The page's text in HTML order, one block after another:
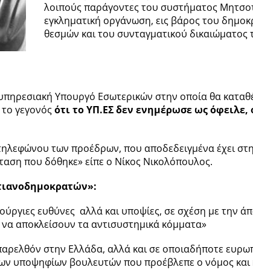
λοιπούς παράγοντες του συστήματος
εγκληματική οργάνωση, εις βάρος του
θεσμών και του συνταγματικού δικαιώματος
Υπουργό Εσωτερικών στην οποία θα
γεγονόςότι το ΥΠ.ΕΣ δεν ενημέρωσε ως
των προέδρων, που αποδεδειγμένα έχει
που δόθηκε» είπε ο Νίκος Νικολόπουλος.
ευθύνες αλλά και υποψίες, σε σχέση με την
αποκλείσουν τα αντισυστημικά κόμματα»
στην Ελλάδα, αλλά και σε οποιαδήποτε
υποψηφίων βουλευτών που προέβλεπε ο νόμος και